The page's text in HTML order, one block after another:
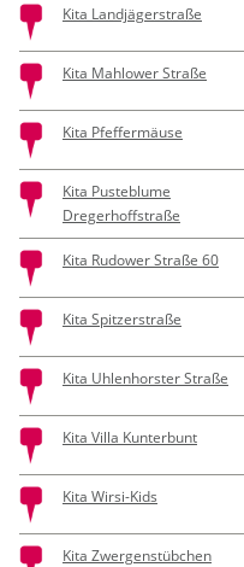
Kita Landjägerstraße
Kita Mahlower Straße
Kita Pfeffermäuse
Kita Pusteblume
Dregerhoffstraße
Kita Rudower Straße 60
Kita Spitzerstraße
Kita Uhlenhorster Straße
Kita Villa Kunterbunt
Kita Wirsi-Kids
Kita Zwergenstübchen